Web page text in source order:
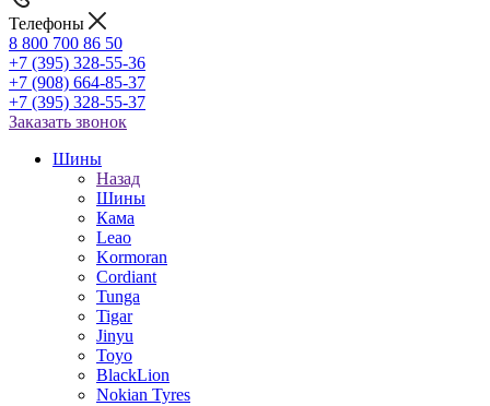
Телефоны
8 800 700 86 50
+7 (395) 328-55-36
+7 (908) 664-85-37
+7 (395) 328-55-37
Заказать звонок
Шины
Назад
Шины
Кама
Leao
Kormoran
Cordiant
Tunga
Tigar
Jinyu
Toyo
BlackLion
Nokian Tyres